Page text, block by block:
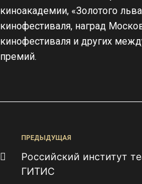
киноакадемии, «Золотого
кинофестиваля, наград
кинофестиваля и других
премий.
ПРЕДЫДУЩАЯ
Российский институт
ГИТИС